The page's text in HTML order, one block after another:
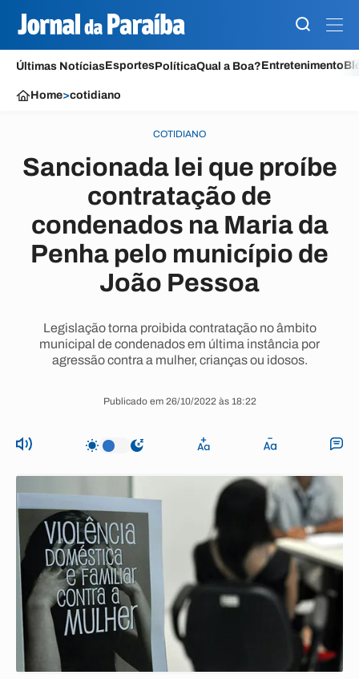
Últimas NotíciasEsportesPolíticaQual a Boa?Entretenimento
Home>cotidiano
COTIDIANO
Sancionada lei que proíbe
contratação de
condenados na Maria da
Penha pelo município de
João Pessoa
Legislação torna proibida contratação no âmbito
municipal de condenados em última instância por
agressão contra a mulher, crianças ou idosos.
Publicado em 26/10/2022 às 18:22